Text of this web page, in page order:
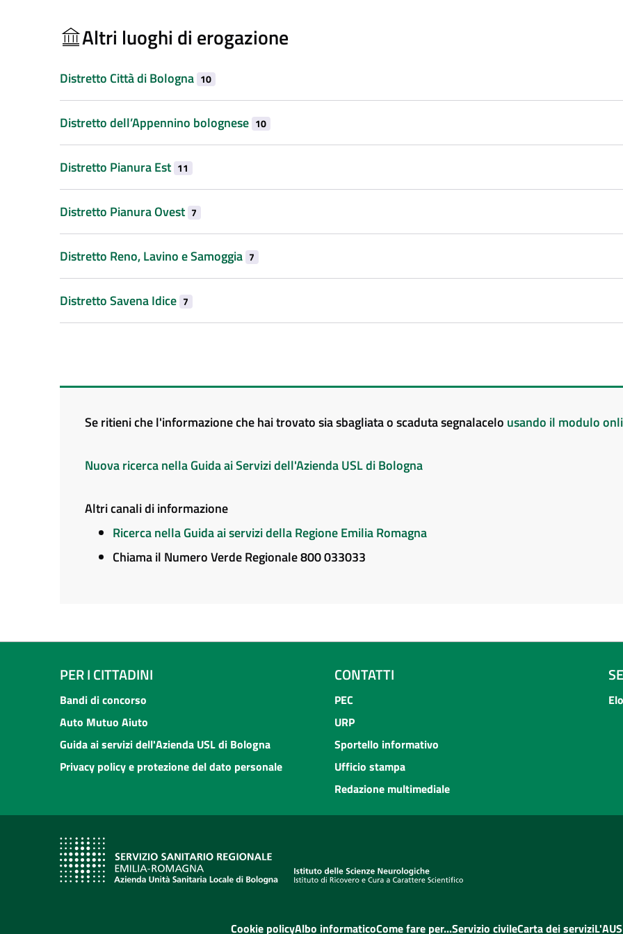
Altri luoghi di erogazione
Distretto Città di Bologna 10
Distretto dell’Appennino bolognese 10
Distretto Pianura Est 11
Distretto Pianura Ovest 7
Distretto Reno, Lavino e Samoggia 7
Distretto Savena Idice 7
Se ritieni che l'informazione che hai trovato sia sbagliata o scaduta segnalacelo usando il modulo
Nuova ricerca nella Guida ai Servizi dell'Azienda USL di Bologna
Altri canali di informazione
Ricerca nella Guida ai servizi della Regione Emilia Romagna
Chiama il Numero Verde Regionale 800 033033
PER I CITTADINI
Bandi di concorso
Auto Mutuo Aiuto
Guida ai servizi dell'Azienda USL di Bologna
Privacy policy e protezione del dato personale
CONTATTI
PEC
URP
Sportello informativo
Ufficio stampa
Redazione multimediale
Cookie policyAlbo informaticoCome fare per...Servizio civileCarta dei servizi